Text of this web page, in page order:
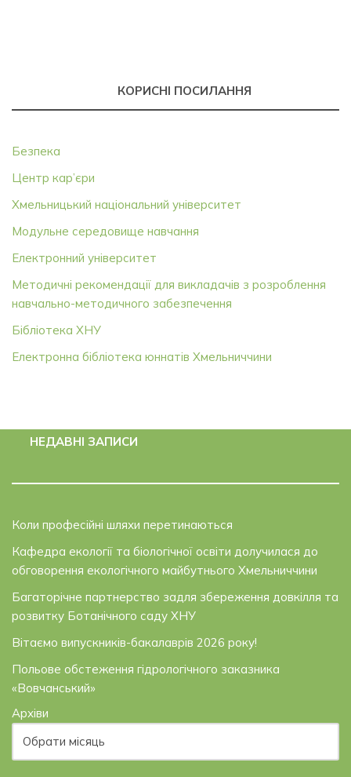
КОРИСНІ ПОСИЛАННЯ
Безпека
Центр кар’єри
Хмельницький національний університет
Модульне середовище навчання
Електронний університет
Методичні рекомендації для викладачів з розроблення
навчально-методичного забезпечення
Бібліотека ХНУ
Електронна бібліотека юннатів Хмельниччини
НЕДАВНІ ЗАПИСИ
Коли професійні шляхи перетинаються
Кафедра екології та біологічної освіти долучилася до
обговорення екологічного майбутнього Хмельниччини
Багаторічне партнерство задля збереження довкілля та
розвитку Ботанічного саду ХНУ
Вітаємо випускників-бакалаврів 2026 року!
Польове обстеження гідрологічного заказника
«Вовчанський»
Архіви